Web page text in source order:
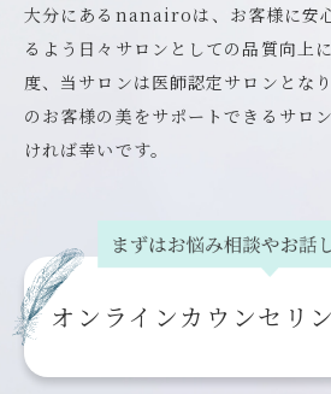
大分にあるnanairoは、お客様に安
るよう日々サロンとしての品質向上
度、当サロンは医師認定サロンとな
のお客様の美をサポートできるサロ
ければ幸いです。
オンライン カウンセリ